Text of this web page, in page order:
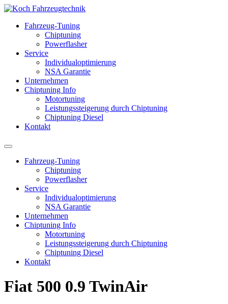
Fahrzeug-Tuning
Chiptuning
Powerflasher
Service
Individualoptimierung
NSA Garantie
Unternehmen
Chiptuning Info
Motortuning
Leistungssteigerung durch Chiptuning
Chiptuning Diesel
Kontakt
Fahrzeug-Tuning
Chiptuning
Powerflasher
Service
Individualoptimierung
NSA Garantie
Unternehmen
Chiptuning Info
Motortuning
Leistungssteigerung durch Chiptuning
Chiptuning Diesel
Kontakt
Fiat 500 0.9 TwinAir